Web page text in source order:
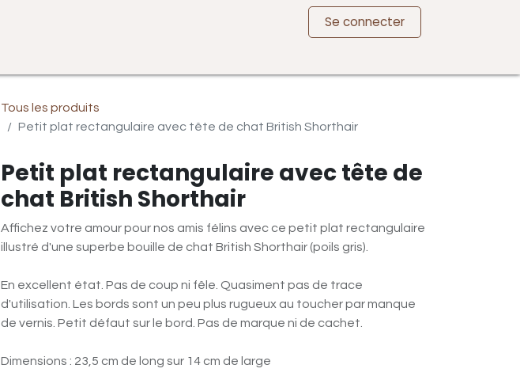
Se connecter
Tous les produits
Petit plat rectangulaire avec tête de chat British Shorthair
Petit plat rectangulaire avec tête de
chat British Shorthair
Affichez votre amour pour nos amis félins avec ce petit plat rectangulaire
illustré d'une superbe bouille de chat British Shorthair (poils gris).
En excellent état. Pas de coup ni fêle. Quasiment pas de trace
d'utilisation. Les bords sont un peu plus rugueux au toucher par manque
de vernis. Petit défaut sur le bord. Pas de marque ni de cachet.
Dimensions : 23,5 cm de long sur 14 cm de large